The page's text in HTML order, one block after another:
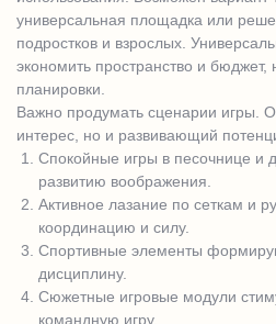
универсальная площадка или
подростков и взрослых.
экономить пространство и
планировки.
Важно продумать сценарии игры.
интерес, но и развивающий
Спокойные игры в песочнице и
развитию воображения.
Активное лазание по сеткам и
координацию и силу.
Спортивные элементы
дисциплину.
Сюжетные игровые модули
командную игру.